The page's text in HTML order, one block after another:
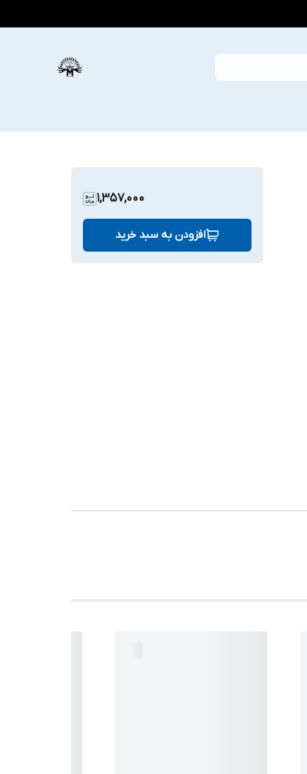
1,357,000
افزودن به سبد خرید